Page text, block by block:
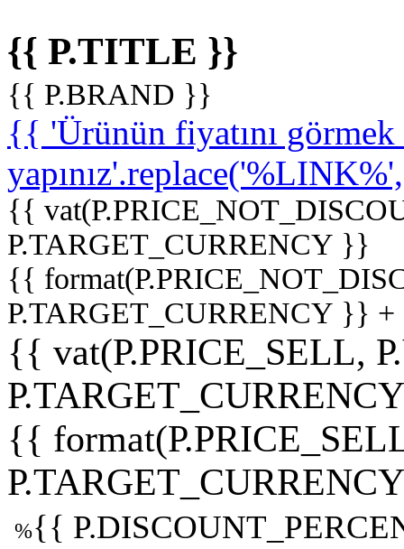
{{ P.TITLE }}
{{ P.BRAND }}
{{ 'Ürünün fiyatını
{{
P.TARGET_CURRENCY }}
{{
P.TARGET_CURRENCY }}
{{ vat(P.PRICE_SELL,
{{
%{{